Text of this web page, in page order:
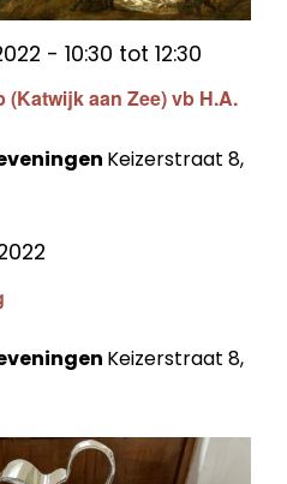
(Katwijk aan Zee) vb H.A.
- 10:30 tot 12:30
Keizerstraat 8,
Keizerstraat 8,